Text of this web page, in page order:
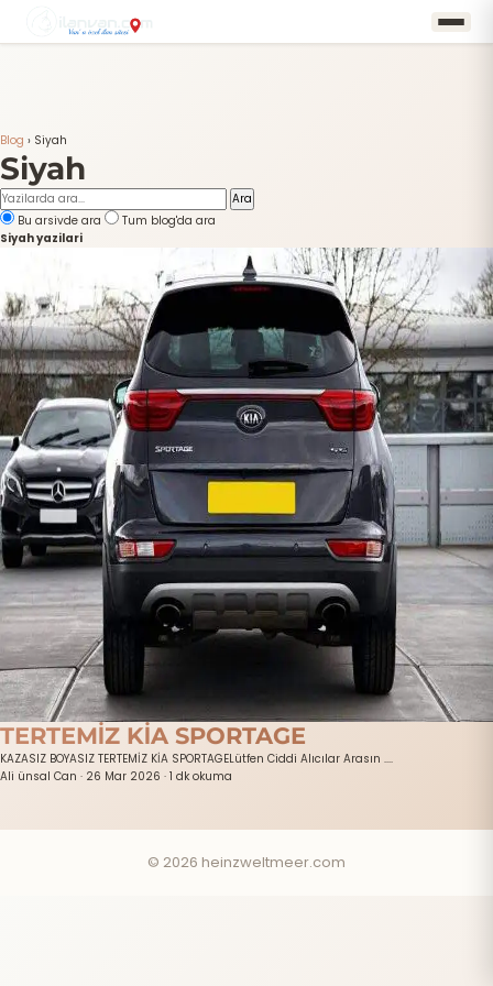
Blog › Siyah
Siyah
Ara
Bu arsivde ara
Tum blog'da ara
Siyah yazilari
TERTEMİZ KİA SPORTAGE
KAZASIZ BOYASIZ TERTEMİZ KİA SPORTAGELütfen Ciddi Alıcılar Arasın ....
Ali ünsal Can · 26 Mar 2026 · 1 dk okuma
© 2026 heinzweltmeer.com